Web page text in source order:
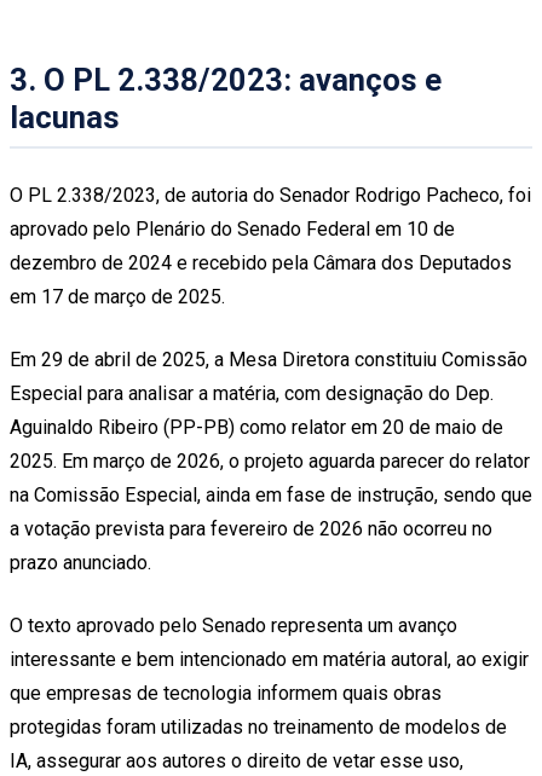
3. O PL 2.338/2023: avanços e
lacunas
O PL 2.338/2023, de autoria do Senador Rodrigo Pacheco, foi
aprovado pelo Plenário do Senado Federal em 10 de
dezembro de 2024 e recebido pela Câmara dos Deputados
em 17 de março de 2025.
Em 29 de abril de 2025, a Mesa Diretora constituiu Comissão
Especial para analisar a matéria, com designação do Dep.
Aguinaldo Ribeiro (PP-PB) como relator em 20 de maio de
2025. Em março de 2026, o projeto aguarda parecer do relator
na Comissão Especial, ainda em fase de instrução, sendo que
a votação prevista para fevereiro de 2026 não ocorreu no
prazo anunciado.
O texto aprovado pelo Senado representa um avanço
interessante e bem intencionado em matéria autoral, ao exigir
que empresas de tecnologia informem quais obras
protegidas foram utilizadas no treinamento de modelos de
IA, assegurar aos autores o direito de vetar esse uso,